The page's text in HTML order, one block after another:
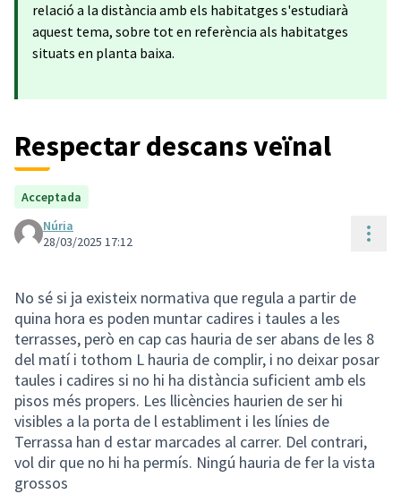
relació a la distància amb els habitatges s'estudiarà
aquest tema, sobre tot en referència als habitatges
situats en planta baixa.
Respectar descans veïnal
Acceptada
Núria
28/03/2025 17:12
No sé si ja existeix normativa que regula a partir de
quina hora es poden muntar cadires i taules a les
terrasses, però en cap cas hauria de ser abans de les 8
del matí i tothom L hauria de complir, i no deixar posar
taules i cadires si no hi ha distància suficient amb els
pisos més propers. Les llicències haurien de ser hi
visibles a la porta de l establiment i les línies de
Terrassa han d estar marcades al carrer. Del contrari,
vol dir que no hi ha permís. Ningú hauria de fer la vista
grossos